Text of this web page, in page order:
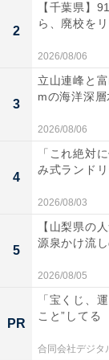
プサイクル
2
【千葉県】
ら、廃校を
2026/08/06
3
立山連峰と
mの海洋深層
2026/08/06
4
「これ絶対
み式ランド
2026/08/03
5
【山梨県の
源泉かけ流
2026/08/05
PR
「宝くじ、
こと”してる
合同会社デジタ